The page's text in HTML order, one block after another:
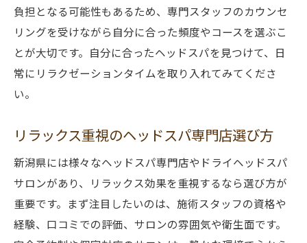
脳疲労と慢性疲労を解消するリラクゼーシ
ョン術
疲労蓄積時こそヘッドスパのリフレッシュ
効果を体感
リラックス求めるなら新潟のヘッドスパが最適
極上リラックスは新潟のヘッドスパで実現
可能
脳の疲れとストレス解消に最適なリラクゼ
ーション
負担となる可能性もあるため、専門スタッフのカウンセ
リングを受けながら自分に合った頻度やコースを選ぶこ
とが大切です。自分に合ったヘッドスパを見つけて、日
常にリラクゼーションタイムを取り入れてみてくださ
い。
リラックス重視のヘッドスパ専門店選び方
新潟県には様々なヘッドスパ専門店やドライヘッドスパ
サロンがあり、リラックス効果を重視するなら選び方が
重要です。まず注目したいのは、施術スタッフの資格や
経験、口コミでの評価、サロンの雰囲気や衛生面です。